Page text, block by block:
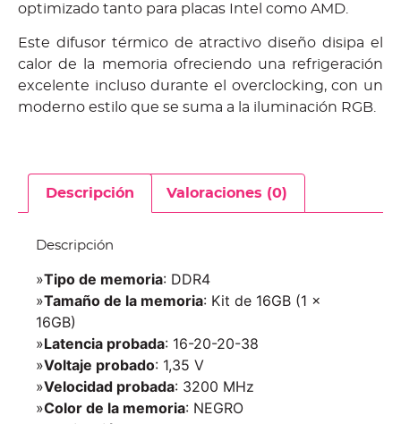
optimizado tanto para placas Intel como AMD.
Este difusor térmico de atractivo diseño disipa el
calor de la memoria ofreciendo una refrigeración
excelente incluso durante el overclocking, con un
moderno estilo que se suma a la iluminación RGB.
Descripción Valoraciones (0)
Descripción
»Tipo de memoria: DDR4
»Tamaño de la memoria: Kit de 16GB (1 x
16GB)
»Latencia probada: 16-20-20-38
»Voltaje probado: 1,35 V
»Velocidad probada: 3200 MHz
»Color de la memoria: NEGRO